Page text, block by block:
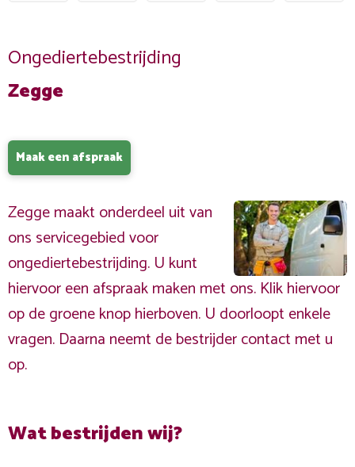
Ongediertebestrijding
Zegge
Maak een afspraak
Zegge maakt onderdeel uit van
ons servicegebied voor
ongediertebestrijding. U kunt
hiervoor een afspraak maken met ons. Klik hiervoor
op de groene knop hierboven. U doorloopt enkele
vragen. Daarna neemt de bestrijder contact met u
op.
Wat bestrijden wij?